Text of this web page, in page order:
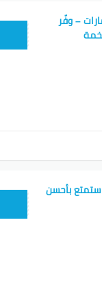
– وفّر
بأحسن